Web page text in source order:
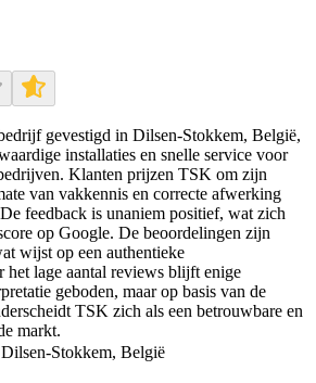
gevestigd in Dilsen-Stokkem, België,
installaties en snelle service voor
Klanten prijzen TSK om zijn
van vakkennis en correcte afwerking
feedback is unaniem positief, wat zich
op Google. De beoordelingen zijn
wijst op een authentieke
het lage aantal reviews blijft enige
geboden, maar op basis van de
TSK zich als een betrouwbare en
markt.
Stokkem, België